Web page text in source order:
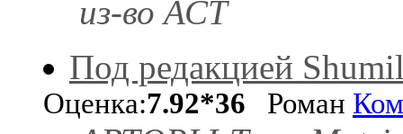
из-во АСТ
Под редакцией
Оценка:7.92*36 Роман